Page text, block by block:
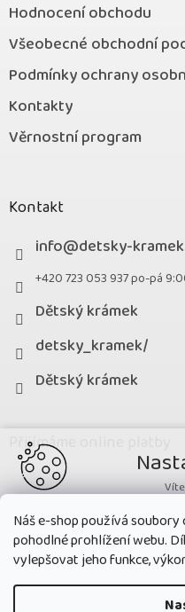
Náš e-shop používá
pohodlné prohlížení webu.
vylepšovat jeho funkce,
Hodnocení obchodu
Všeobecné obchodní
Podmínky ochrany
Kontakty
Věrnostní program
Kontakt
info@detsky-
+420 723 053 937 po-pá
Dětský krámek
detsky_kramek/
Dětský krámek
Přijímáme online platby
Potřebujeme nastavit
zobrazovaný obsah
přesně to, co potřebujete.
nikdy neslouží ke
Přijmout